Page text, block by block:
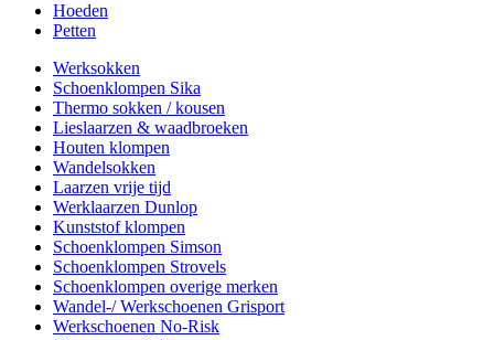
Hoeden
Petten
Werksokken
Schoenklompen Sika
Thermo sokken / kousen
Lieslaarzen & waadbroeken
Houten klompen
Wandelsokken
Laarzen vrije tijd
Werklaarzen Dunlop
Kunststof klompen
Schoenklompen Simson
Schoenklompen Strovels
Schoenklompen overige merken
Wandel-/ Werkschoenen Grisport
Werkschoenen No-Risk